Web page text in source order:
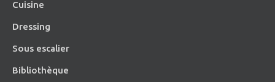
Cuisine
Dressing
Sous escalier
Bibliothèque